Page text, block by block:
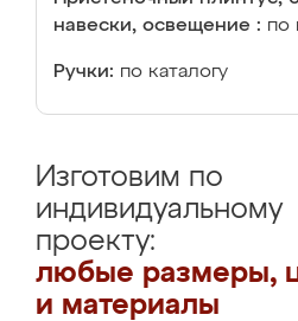
навески, освещение : по
Ручки: по каталогу
Изготовим по
индивидуальному
проекту:
любые размеры,
и материалы